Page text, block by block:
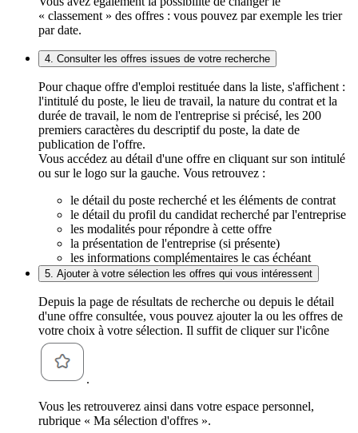
« classement » des offres : vous pouvez par exemple les trier
par date.
4. Consulter les offres issues de votre recherche
Pour chaque offre d'emploi restituée dans la liste, s'affichent :
l'intitulé du poste, le lieu de travail, la nature du contrat et la
durée de travail, le nom de l'entreprise si précisé, les 200
premiers caractères du descriptif du poste, la date de
publication de l'offre.
Vous accédez au détail d'une offre en cliquant sur son intitulé
ou sur le logo sur la gauche. Vous retrouvez :
le détail du poste recherché et les éléments de contrat
le détail du profil du candidat recherché par l'entreprise
les modalités pour répondre à cette offre
la présentation de l'entreprise (si présente)
les informations complémentaires le cas échéant
5. Ajouter à votre sélection les offres qui vous intéressent
Depuis la page de résultats de recherche ou depuis le détail
d'une offre consultée, vous pouvez ajouter la ou les offres de
votre choix à votre sélection. Il suffit de cliquer sur l'icône
.
Vous les retrouverez ainsi dans votre espace personnel,
rubrique « Ma sélection d'offres ».